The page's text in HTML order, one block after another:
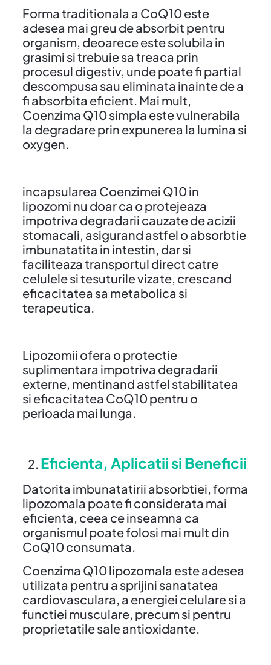
Forma traditionala a CoQ10 este
adesea mai greu de absorbit pentru
organism, deoarece este solubila in
grasimi si trebuie sa treaca prin
procesul digestiv, unde poate fi partial
descompusa sau eliminata inainte de a
fi absorbita eficient. Mai mult,
Coenzima Q10 simpla este vulnerabila
la degradare prin expunerea la lumina si
oxygen.
incapsularea Coenzimei Q10 in
lipozomi nu doar ca o protejeaza
impotriva degradarii cauzate de acizii
stomacali, asigurand astfel o absorbtie
imbunatatita in intestin, dar si
faciliteaza transportul direct catre
celulele si tesuturile vizate, crescand
eficacitatea sa metabolica si
terapeutica.
Lipozomii ofera o protectie
suplimentara impotriva degradarii
externe, mentinand astfel stabilitatea
si eficacitatea CoQ10 pentru o
perioada mai lunga.
Eficienta, Aplicatii si Beneficii
Datorita imbunatatirii absorbtiei, forma
lipozomala poate fi considerata mai
eficienta, ceea ce inseamna ca
organismul poate folosi mai mult din
CoQ10 consumata.
Coenzima Q10 lipozomala este adesea
utilizata pentru a sprijini sanatatea
cardiovasculara, a energiei celulare si a
functiei musculare, precum si pentru
proprietatile sale antioxidante.